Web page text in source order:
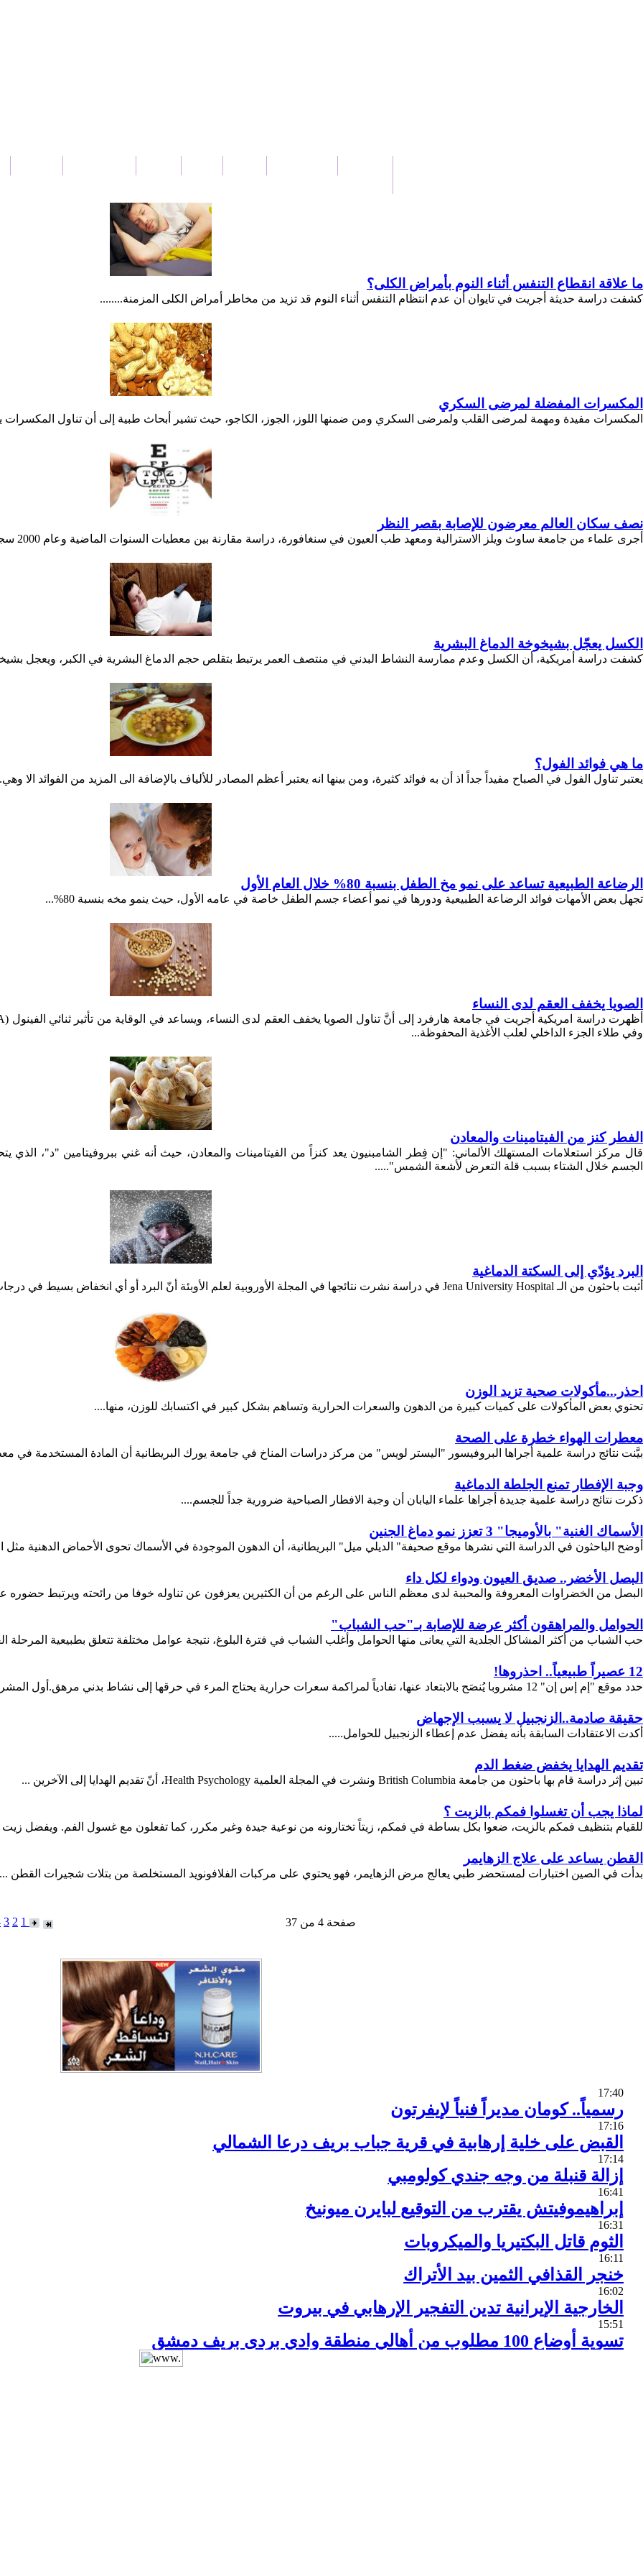
ما علاقة انقطاع التنفس أثناء النوم بأمراض الكلى؟
كشفت دراسة حديثة أجريت في تايوان أن عدم انتظام التنفس أثناء النوم قد تزيد من مخاطر أمراض الكلى المزمنة........
المكسرات المفضلة لمرضى السكري
المكسرات مفيدة ومهمة لمرضى القلب ولمرضى السكري ومن ضمنها اللوز، الجوز، الكاجو، حيث تشير أبحاث طبية إلى أن تناول
نصف سكان العالم معرضون للإصابة بقصر النظر
أجرى علماء من جامعة ساوث ويلز الاسترالية ومعهد طب العيون في سنغافورة، دراسة مقارنة بين معطيات السنوات الماضية وعام 2000 سجل فيها 1.4 مليار إصابة بقصر النظر (أو حسر البصر).....
الكسل يعجّل بشيخوخة الدماغ البشرية
كشفت دراسة أمريكية، أن الكسل وعدم ممارسة النشاط البدني في منتصف العمر يرتبط بتقلص حجم الدماغ البشرية في الكبر، ويعجل
ما هي فوائد الفول؟
يعتبر تناول الفول في الصباح مفيداً جداً اذ أن به فوائد كثيرة، ومن بينها انه يعتبر أعظم المصادر للألياف بالإضافة الى المزيد من الفوائد الا
الرضاعة الطبيعية تساعد على نمو مخ الطفل بنسبة 80% خلال العام الأول
تجهل بعض الأمهات فوائد الرضاعة الطبيعية ودورها في نمو أعضاء جسم الطفل خاصة في عامه الأول، حيث ينمو مخه بنسبة 80%...
الصويا يخفف العقم لدى النساء
وفي طلاء الجزء الداخلي لعلب الأغذية المحفوظة...
الفطر كنز من الفيتامينات والمعادن
قال مركز استعلامات المستهلك الألماني: "إن فِطر الشامبنيون يعد كنزاً من الفيتامينات والمعادن، حيث أنه غني ببروفيتامين "د"،
الجسم خلال الشتاء بسبب قلة التعرض لأشعة الشمس".....
البرد يؤدّي إلى السكتة الدماغية
أثبت باحثون من الـ Jena University Hospital في دراسة نشرت نتائجها في المجلة الأوروبية لعلم الأوبئة أنّ البرد أو أي انخفاض بسيط في درجات الحرارة قد يؤدي إلى الإصابة بأمراض القلب.......
احذر...مأكولات صحية تزيد الوزن
تحتوي بعض المأكولات على كميات كبيرة من الدهون والسعرات الحرارية وتساهم بشكل كبير في اكتسابك للوزن، منها....
معطرات الهواء خطرة على الصحة
بيَّنت نتائج دراسة علمية أجراها البروفيسور "اليستر لويس" من مركز دراسات المناخ في جامعة يورك البريطانية أن المادة المستخدمة في
وجبة الإفطار تمنع الجلطة الدماغية
ذكرت نتائج دراسة علمية جديدة أجراها علماء اليابان أن وجبة الافطار الصباحية ضرورية جداً للجسم....
الأسماك الغنية" بالأوميجا" 3 تعزز نمو دماغ الجنين
أوضح الباحثون في الدراسة التي نشرها موقع صحيفة" الديلي ميل" البريطانية، أن الدهون الموجودة في الأسماك تحوى الأحماض الدهنية مثل
البصل الأخضر.. صديق العيون ودواء لكل داء
البصل من الخضراوات المعروفة والمحببة لدى معظم الناس على الرغم من أن الكثيرين يعزفون عن تناوله خوفا من رائحته ويرتبط حضوره
الحوامل والمراهقون أكثر عرضة للإصابة بـ"حب الشباب"
حب الشباب من أكثر المشاكل الجلدية التي يعانى منها الحوامل وأغلب الشباب في فترة البلوغ، نتيجة عوامل مختلفة تتعلق بطبيعية المرحلة
12 عصيراً طبيعياً.. احذروها!
حدد موقع "إم إس إن" 12 مشروبا يُنصَح بالابتعاد عنها، تفادياً لمراكمة سعرات حرارية يحتاج المرء في حرقها إلى نشاط بدني مرهق.أول المشروبات هو ...
حقيقة صادمة..الزنجبيل لا يسبب الإجهاض
أكدت الاعتقادات السابقة بأنه يفضل عدم إعطاء الزنجبيل ‏للحوامل.....
تقديم الهدايا يخفض ضغط الدم
تبين إثر دراسة قام بها باحثون من جامعة British Columbia ونشرت في المجلة العلمية Health Psychology، أنّ تقديم الهدايا إلى الآخرين ...
لماذا يجب أن تغسلوا فمكم بالزيت ؟
للقيام بتنظيف فمكم بالزيت، ضعوا بكل بساطة في فمكم، زيتاً تختارونه من نوعية جيدة وغير مكرر، كما تفعلون مع غسول الفم. ويفضل زيت
القطن يساعد على علاج الزهايمر
بدأت في الصين اختبارات لمستحضر طبي يعالج مرض الزهايمر، فهو يحتوي على مركبات الفلافونويد المستخلصة من بتلات شجيرات القطن ...
1
2
3 صفحة 4 من 37
17:40
رسمياً.. كومان مديراً فنياً لإيفرتون
17:16
القبض على خلية إرهابية في قرية جباب بريف درعا الشمالي
17:14
إزالة قنبلة من وجه جندي كولومبي
16:41
إبراهيموفيتش يقترب من التوقيع لبايرن ميونيخ
16:31
الثوم قاتل البكتيريا والميكروبات
16:11
خنجر القذافي الثمين بيد الأتراك
16:02
الخارجية الإيرانية تدين التفجير الإرهابي في بيروت
15:51
تسوية أوضاع 100 مطلوب من أهالي منطقة وادي بردى بريف دمشق